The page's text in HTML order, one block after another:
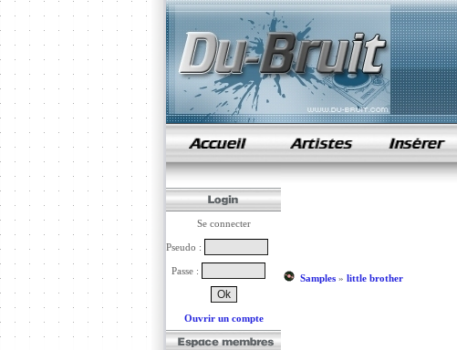
samples de rap
Se connecter
Pseudo :
Passe :
Ouvrir un compte
Samples» little brother